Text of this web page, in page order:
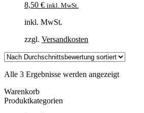
8,50 € inkl. MwSt.
inkl. MwSt.
zzgl. Versandkosten
Alle 3 Ergebnisse werden angezeigtNach
Warenkorb
Produktkategorien